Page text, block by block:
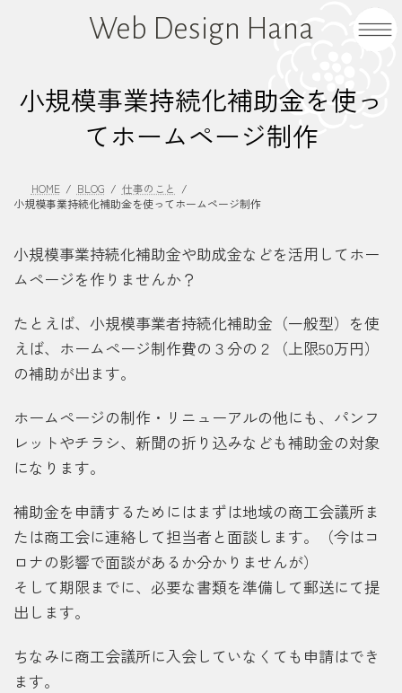
Web Design Hana
小規模事業持続化補助金を使っ
てホームページ制作
HOME BLOG
仕事のこと
小規模事業持続化補助金を使ってホームページ制作
小規模事業持続化補助金や助成金などを活用してホー
ムページを作りませんか？
たとえば、小規模事業者持続化補助金（一般型）を使
えば、ホームページ制作費の３分の２（上限50万円）
の補助が出ます。
ホームページの制作・リニューアルの他にも、パンフ
レットやチラシ、新聞の折り込みなども補助金の対象
になります。
補助金を申請するためにはまずは地域の商工会議所ま
たは商工会に連絡して担当者と面談します。（今はコ
ロナの影響で面談があるか分かりませんが）
そして期限までに、必要な書類を準備して郵送にて提
出します。
ちなみに商工会議所に入会していなくても申請はでき
ます。